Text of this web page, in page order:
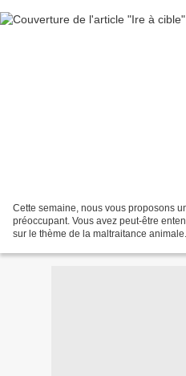
Cette semaine, nous vous proposons
préoccupant. Vous avez peut-être
sur le thème de la maltraitance